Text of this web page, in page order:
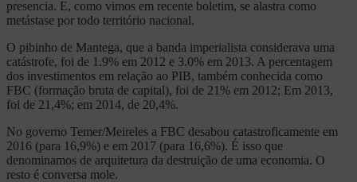
presencia. E, como vimos em recente boletim, se alastra como
metástase por todo território nacional.
O pibinho de Mantega, que a banda imperialista considerava uma
catástrofe, foi de 1.9% em 2012 e 3.0% em 2013. A percentagem
dos investimentos em relação ao PIB, também conhecida como
FBC (formação bruta de capital), foi de 21% em 2012; Em 2013,
foi de 21,4%; em 2014, de 20,4%.
No governo Temer/Meireles a FBC desabou catastroficamente em
2016 (para 16,9%) e em 2017 (para 16,6%). É isso que
denominamos de arquitetura da destruição de uma economia. O
resto é conversa mole.